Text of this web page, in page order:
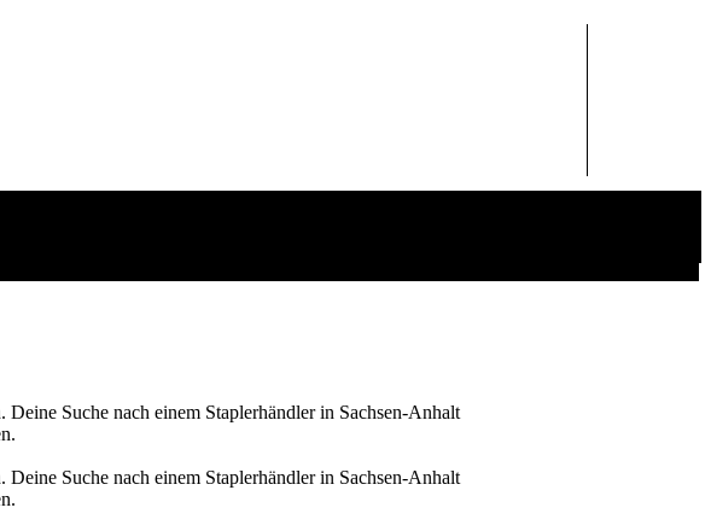
Suche nach einem Staplerhändler in Sachsen-Anhalt
Suche nach einem Staplerhändler in Sachsen-Anhalt